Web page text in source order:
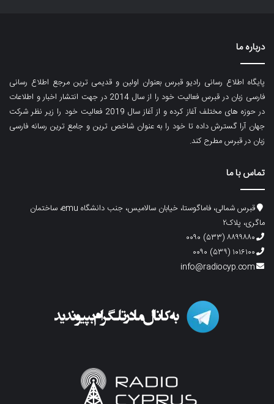
درباره ما
پایگاه اطلاع رسانی رادیو قبرس بعنوان اولین و قدیمی ترین مرجع اطلاع رسانی
فارسی زبان در قبرس فعالیت خود را از سال 2014 در جهت انتشار اخبار و اطلاعات
در حوزه های مختلف آغاز کرده و از آغاز سال 2019 فعالیت خود را زیر نظر شرکت
جهان آرا گسترش داده تا خود را به عنوان شاخص ترین و جامع ترین رسانه فارسی
زبان در قبرس مطرح کند.
تماس با ما
قبرس شمالی، فاماگوستا، خیابان سالامیس، جنب دانشگاه emu، ساختمان
ماگری، پلاک۲
۸۸۹۹۸۸۰ (۵۳۳) ۰۰۹۰
۱۰۱۶۱۰۰ (۵۳۹) ۰۰۹۰
info@radiocyp.com